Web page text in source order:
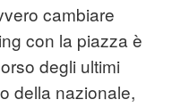
cambiare
con la piazza è
degli ultimi
della nazionale,